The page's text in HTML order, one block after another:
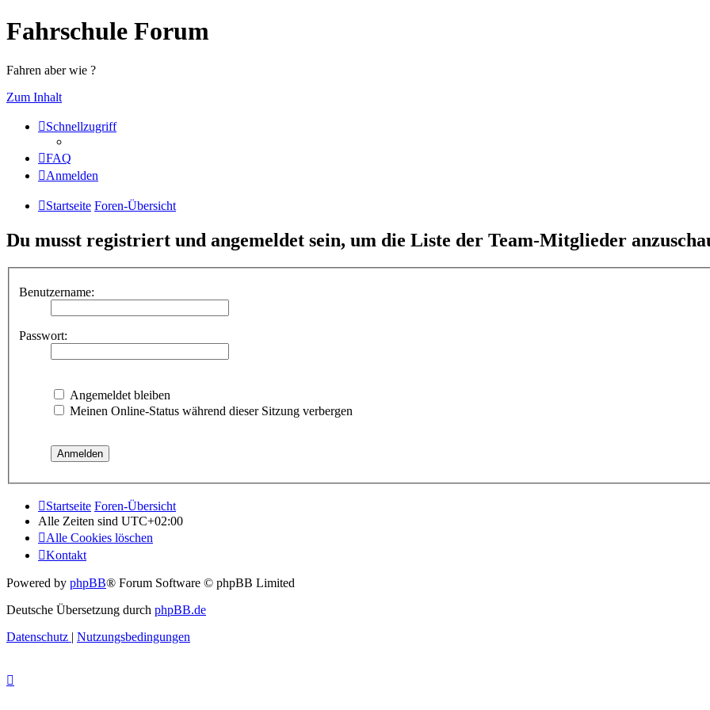
Fahrschule Forum
Fahren aber wie ?
Zum Inhalt
Schnellzugriff
FAQ
Anmelden
Startseite Foren-Übersicht
Du musst registriert und angemeldet sein, um die Liste der Team-Mitglieder
Benutzername:
Passwort:
Angemeldet bleiben
Meinen Online-Status während dieser Sitzung verbergen
Startseite Foren-Übersicht
Alle Zeiten sind UTC+02:00
Alle Cookies löschen
Kontakt
Powered by phpBB® Forum Software © phpBB Limited
Deutsche Übersetzung durch phpBB.de
Datenschutz | Nutzungsbedingungen